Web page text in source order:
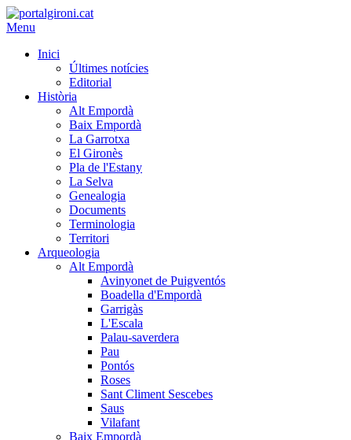
Menu
Inici
Últimes notícies
Editorial
Història
Alt Empordà
Baix Empordà
La Garrotxa
El Gironès
Pla de l'Estany
La Selva
Genealogia
Documents
Terminologia
Territori
Arqueologia
Alt Empordà
Avinyonet de Puigventós
Boadella d'Empordà
Garrigàs
L'Escala
Palau-saverdera
Pau
Pontós
Roses
Sant Climent Sescebes
Saus
Vilafant
Baix Empordà